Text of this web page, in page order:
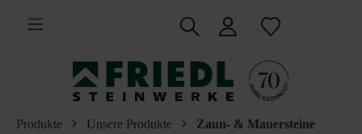
springen
Produkte Unsere Produkte Zaun- & Mauersteine